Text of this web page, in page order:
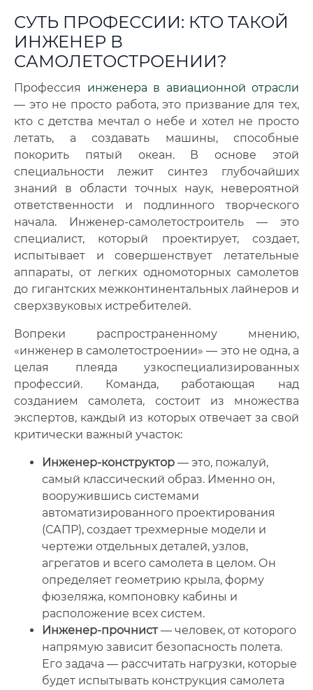
СУТЬ ПРОФЕССИИ: КТО ТАКОЙ
ИНЖЕНЕР В
САМОЛЕТОСТРОЕНИИ?
Профессия инженера в авиационной отрасли
— это не просто работа, это призвание для тех,
кто с детства мечтал о небе и хотел не просто
летать, а создавать машины, способные
покорить пятый океан. В основе этой
специальности лежит синтез глубочайших
знаний в области точных наук, невероятной
ответственности и подлинного творческого
начала. Инженер-самолетостроитель — это
специалист, который проектирует, создает,
испытывает и совершенствует летательные
аппараты, от легких одномоторных самолетов
до гигантских межконтинентальных лайнеров и
сверхзвуковых истребителей.
Вопреки распространенному мнению,
«инженер в самолетостроении» — это не одна, а
целая плеяда узкоспециализированных
профессий. Команда, работающая над
созданием самолета, состоит из множества
экспертов, каждый из которых отвечает за свой
критически важный участок:
Инженер-конструктор — это, пожалуй,
самый классический образ. Именно он,
вооружившись системами
автоматизированного проектирования
(САПР), создает трехмерные модели и
чертежи отдельных деталей, узлов,
агрегатов и всего самолета в целом. Он
определяет геометрию крыла, форму
фюзеляжа, компоновку кабины и
расположение всех систем.
Инженер-прочнист— человек, от которого
напрямую зависит безопасность полета.
Его задача — рассчитать нагрузки, которые
будет испытывать конструкция самолета